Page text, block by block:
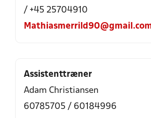
/ +45 25704910
Assistenttræner
Adam Christiansen
60785705 / 60184996